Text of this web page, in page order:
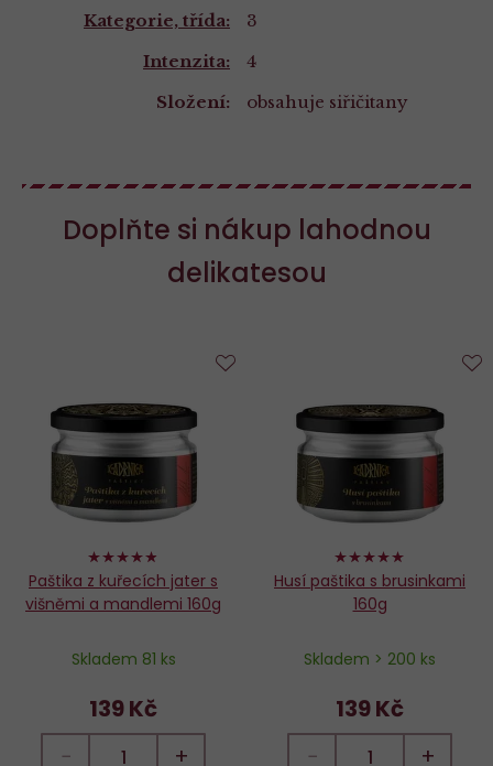
Kategorie, třída:
3
Intenzita:
4
Složení:
obsahuje siřičitany
Doplňte si nákup lahodnou
delikatesou
96%
Paštika z kuřecích jater s
višněmi a mandlemi 160g
Skladem 81 ks
139 Kč
− +
oblíbených
98%
Husí paštika s brusinkami
160g
Skladem > 200 ks
139 Kč
− +